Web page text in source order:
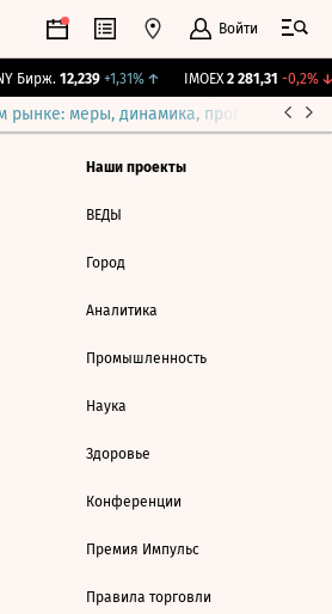
Войти
Бирж. 12,239 +1,31%↑ IMOEX 2 281,31 -0,2%↓
рынке: меры, динамика, прогнозы
Наши проекты
ВЕДЫ
Город
Аналитика
Промышленность
Наука
Здоровье
Конференции
Премия Импульс
Правила торговли